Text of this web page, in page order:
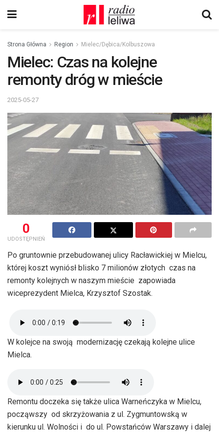
Strona Główna Region Mielec/Dębica/Kolbuszowa
Mielec: Czas na kolejne
remonty dróg w mieście
2025-05-27
0
UDOSTĘPNIEŃ
Po gruntownie przebudowanej ulicy Racławickiej w Mielcu,
której koszt wyniósł blisko 7 milionów złotych czas na
remonty kolejnych w naszym mieście zapowiada
wiceprezydent Mielca, Krzysztof Szostak.
W kolejce na swoją modernizację czekają kolejne ulice
Mielca.
Remontu doczeka się także ulica Warneńczyka w Mielcu,
począwszy od skrzyżowania z ul. Zygmuntowską w
kierunku ul. Wolności i do ul. Powstańców Warszawy i dalej